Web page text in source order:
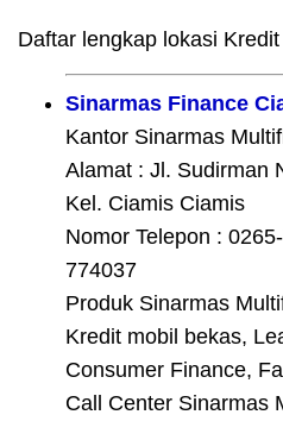
Daftar lengkap lokasi
Sinarmas Finance
Kantor Sinarmas
Alamat : Jl. Sudirman
Kel. Ciamis Ciamis
Nomor Telepon :
774037
Produk Sinarmas
Kredit mobil bekas,
Consumer Finance,
Call Center Sinarmas